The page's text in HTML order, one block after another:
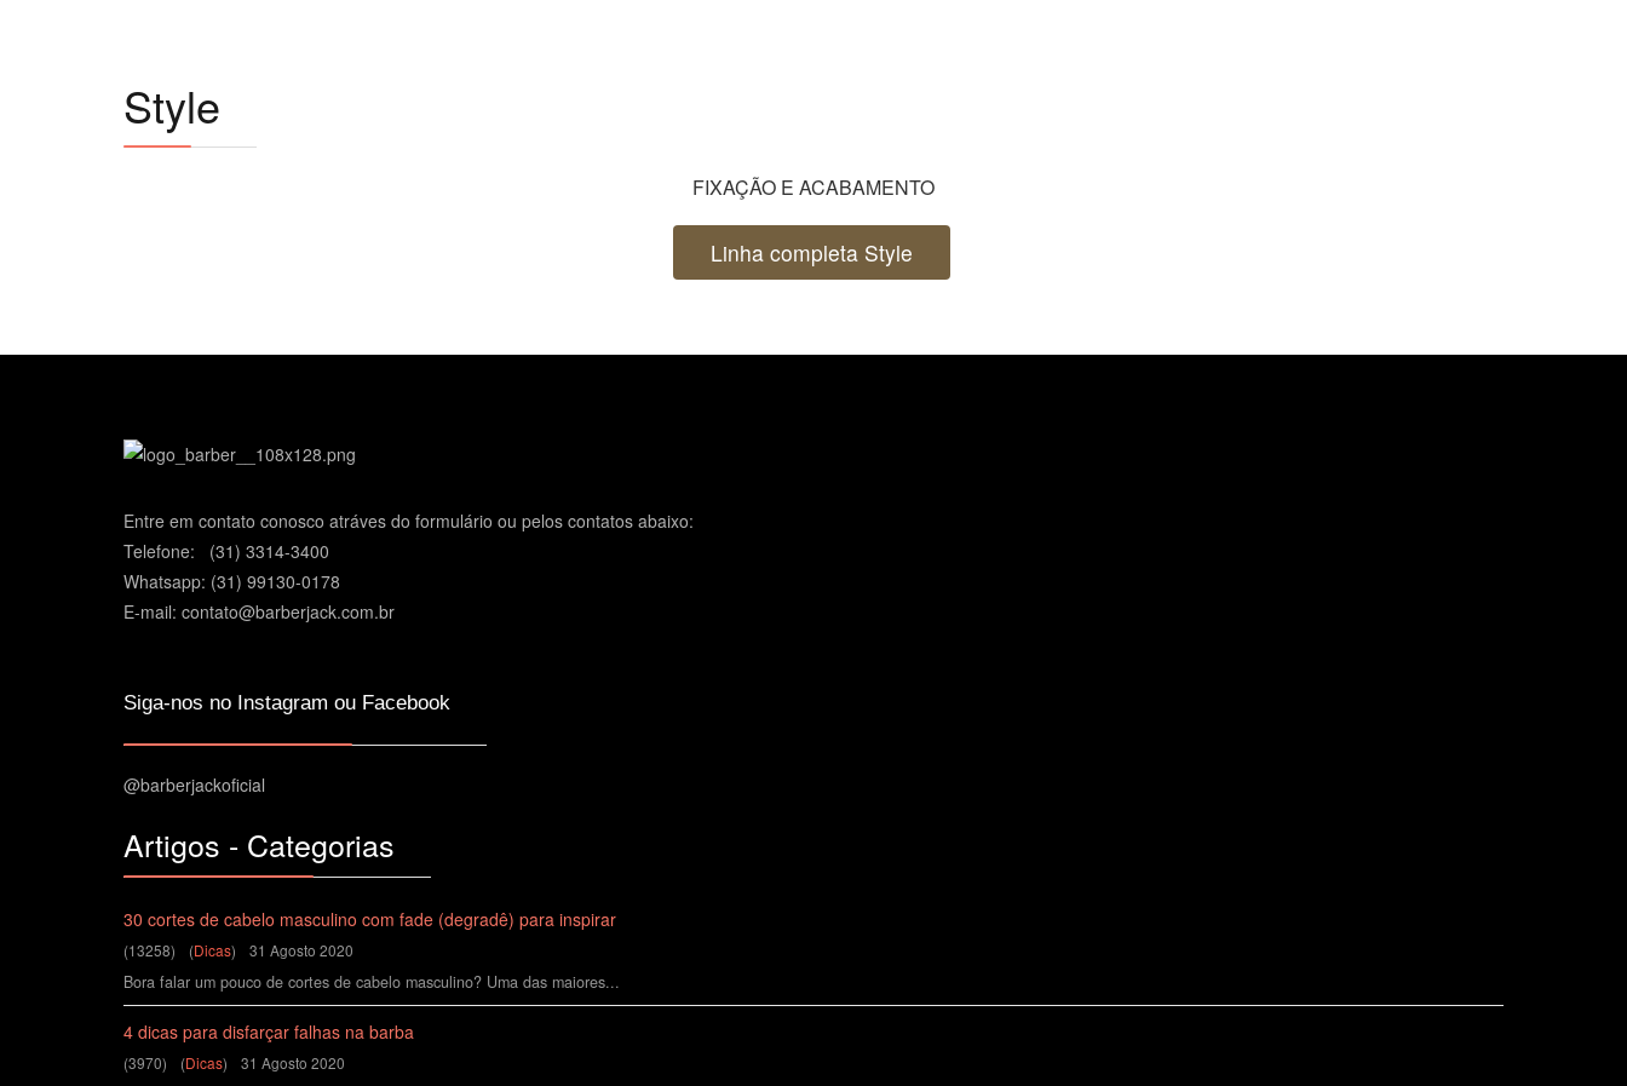
Style
FIXAÇÃO E ACABAMENTO
Linha completa Style
Entre em contato conosco atráves do formulário ou pelos contatos abaixo:
Telefone: (31) 3314-3400
Whatsapp: (31) 99130-0178
E-mail: contato@barberjack.com.br
Siga-nos no Instagram ou Facebook
@barberjackoficial
Artigos - Categorias
30 cortes de cabelo masculino com fade (degradê) para inspirar
(13258) (Dicas) 31 Agosto 2020
Bora falar um pouco de cortes de cabelo masculino? Uma das maiores...
4 dicas para disfarçar falhas na barba
(3970) (Dicas) 31 Agosto 2020